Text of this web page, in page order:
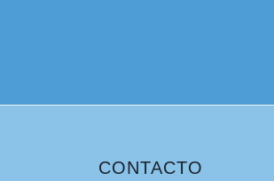
CONTACTO